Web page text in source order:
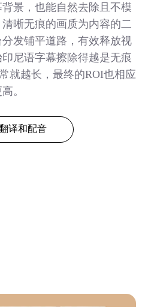
景，也能自然去除且不模
晰无痕的画质为内容的二
发铺平道路，有效释放视
尼语字幕擦除得越是无痕
就越长，最终的ROI也相应
。
译和配音